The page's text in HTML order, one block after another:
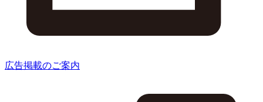
広告掲載のご案内